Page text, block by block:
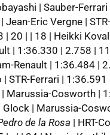
| Sauber-
Jean-Eric Vergne |
| 20 | | 18 | Heikki
| 1:36.330 | 2.758 |
Renault | 1:36.484 |
| STR-Ferrari |
Marussia-Cosworth |
Glock | Marussia-
de la Rosa | HRT-